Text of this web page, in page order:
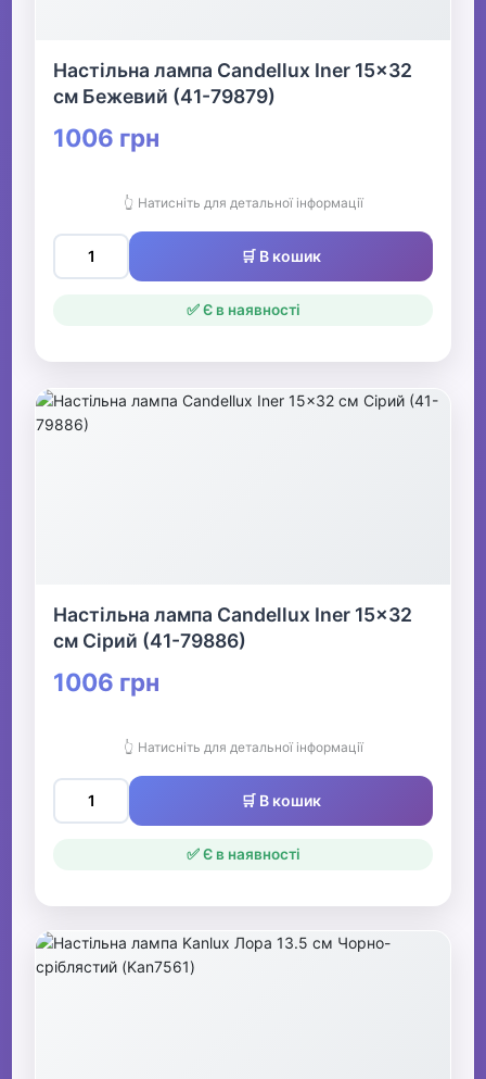
Настільна лампа Candellux Iner 15x32
см Бежевий (41-79879)
1006 грн
👆 Натисніть для детальної інформації
🛒 В кошик
✅ Є в наявності
Настільна лампа Candellux Iner 15x32
см Сірий (41-79886)
1006 грн
👆 Натисніть для детальної інформації
🛒 В кошик
✅ Є в наявності